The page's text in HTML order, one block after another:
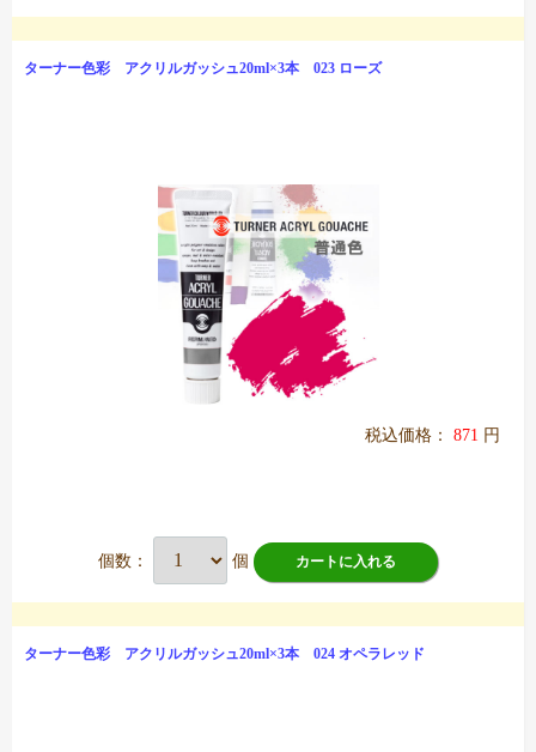
ターナー色彩 アクリルガッシュ20ml×3本 023 ローズ
税込価格： 871 円
個数： 個 カートに入れる
ターナー色彩 アクリルガッシュ20ml×3本 024 オペラレッド